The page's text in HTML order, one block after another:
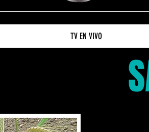
TV EN VIVO